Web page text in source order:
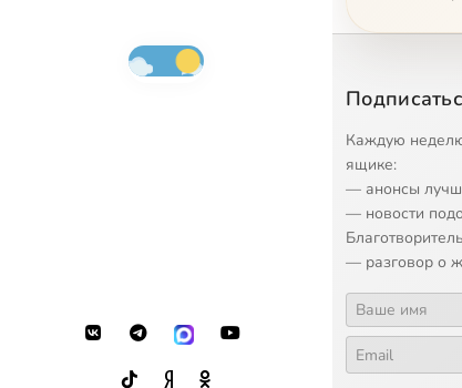
Каждую
ящике:
— анонсы
— новости
— разговор о